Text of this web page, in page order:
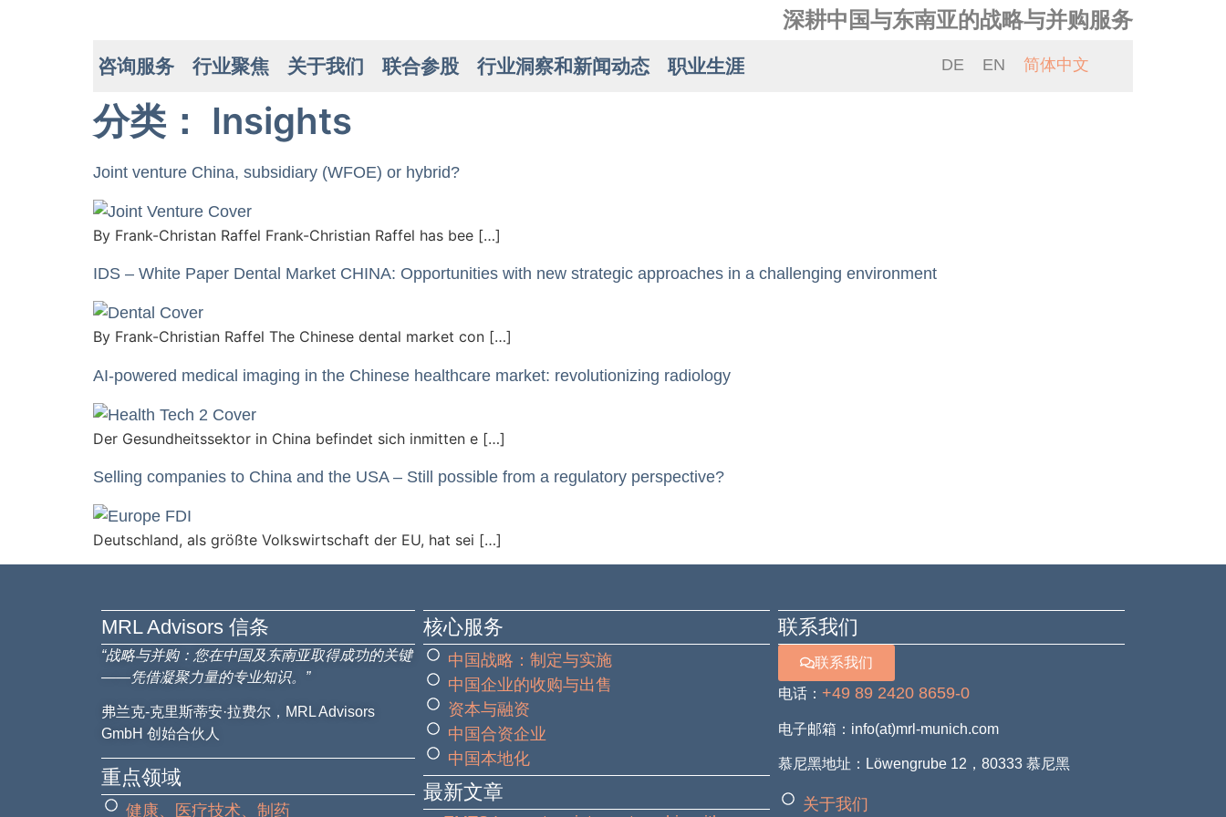
深耕中国与东南亚的战略与并购服务
咨询服务 行业聚焦 关于我们 联合参股 行业洞察和新闻动态 职业生涯 DE EN 简体中文
分类： Insights
Joint venture China, subsidiary (WFOE) or hybrid?
By Frank-Christan Raffel Frank-Christian Raffel has bee […]
IDS – White Paper Dental Market CHINA: Opportunities with new strategic approaches in a challenging environment
By Frank-Christian Raffel The Chinese dental market con […]
AI-powered medical imaging in the Chinese healthcare market: revolutionizing radiology
Der Gesundheitssektor in China befindet sich inmitten e […]
Selling companies to China and the USA – Still possible from a regulatory perspective?
Deutschland, als größte Volkswirtschaft der EU, hat sei […]
MRL Advisors​ 信条
“战略与并购：您在中国及东南亚取得成功的关键
——凭借凝聚力量的专业知识。”
弗兰克-克里斯蒂安·拉费尔，MRL Advisors
GmbH 创始合伙人
重点领域
健康、医疗技术、制药
核心服务
中国战略：制定与实施
中国企业的收购与出售
资本与融资
中国合资企业
中国本地化
最新文章
联系我们
联系我们
电话： +49 89 2420 8659-0
电子邮箱：info(at)mrl-munich.com
慕尼黑地址：Löwengrube 12，80333 慕尼黑
关于我们